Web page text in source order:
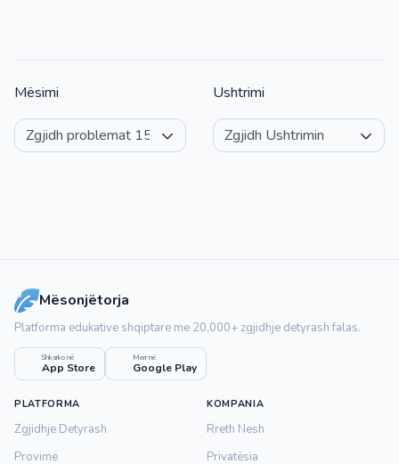
Mësimi Ushtrimi
Mësonjëtorja
Platforma edukative shqiptare me 20,000+ zgjidhje detyrash falas.
Shkarko në
App Store
Merr në
Google Play
PLATFORMA
Zgjidhje Detyrash
Provime
KOMPANIA
Rreth Nesh
Privatësia